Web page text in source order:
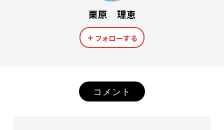
栗原 理恵
フォローする
コメント